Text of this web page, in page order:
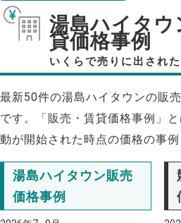
湯島ハイタウ
貸価格事例
いくらで売りに出された
最新50件の湯島ハイタウンの販
です。「販売・賃貸価格事例」
動が開始された時点の価格の事例
湯島ハイタウン販売
価格事例